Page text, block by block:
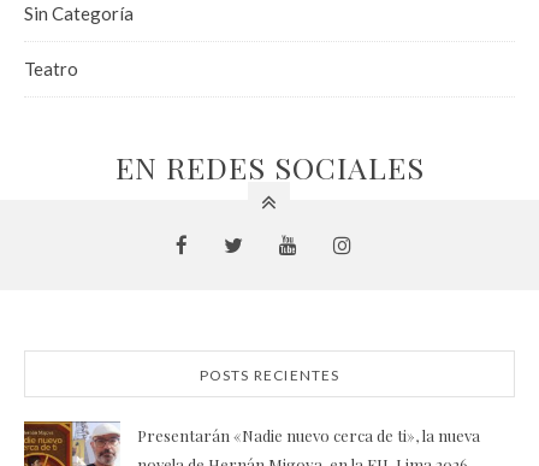
Sin Categoría
Teatro
EN REDES SOCIALES
POSTS RECIENTES
Presentarán «Nadie nuevo cerca de ti», la nueva